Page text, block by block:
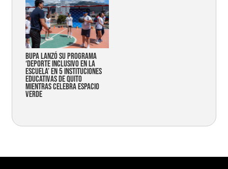
Bupa lanzó su programa
‘Deporte Inclusivo en la
Escuela’ en 5 instituciones
educativas de Quito
mientras celebra espacio
verde